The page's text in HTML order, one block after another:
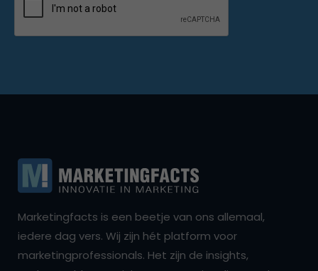
Marketingfacts is een beetje van ons allemaal,
iedere dag vers. Wij zijn hét platform voor
marketingprofessionals. Het zijn de insights,